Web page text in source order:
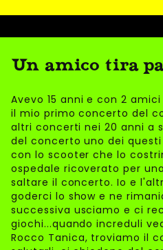
Un amico tira
Avevo 15 anni e con 2
il mio primo concerto del
altri concerti nei 20 anni a
del concerto uno dei
con lo scooter che lo
ospedale ricoverato per
saltare il concerto. Io e
goderci lo show e ne
successiva usciamo e ci
giochi...quando increduli
Rocco Tanica, troviamo il